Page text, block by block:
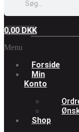
0,00 DKK
Menu
Forside
Min
Konto
Shop